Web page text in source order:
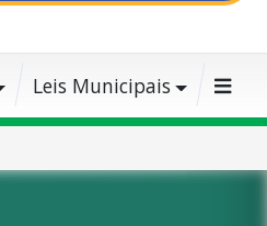
Leis Municipais